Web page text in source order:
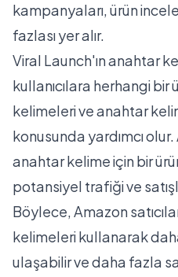
kampanyaları, ürün
fazlası yer alır.
Viral Launch'ın anahtar
kullanıcılara herhangi bir
kelimeleri ve anahtar
konusunda yardımcı
anahtar kelime için bir
potansiyel trafiği ve
Böylece, Amazon
kelimeleri kullanarak
ulaşabilir ve daha fazla